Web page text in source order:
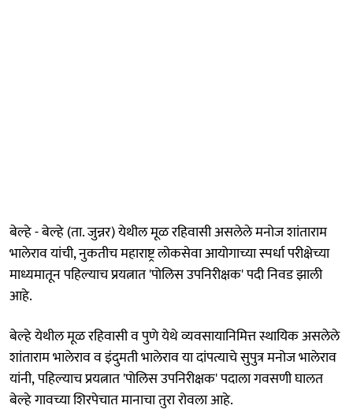
बेल्हे - बेल्हे (ता. जुन्नर) येथील मूळ रहिवासी असलेले मनोज शांताराम
भालेराव यांची, नुकतीच महाराष्ट्र लोकसेवा आयोगाच्या स्पर्धा परीक्षेच्या
माध्यमातून पहिल्याच प्रयत्नात 'पोलिस उपनिरीक्षक' पदी निवड झाली
आहे.
बेल्हे येथील मूळ रहिवासी व पुणे येथे व्यवसायानिमित्त स्थायिक असलेले
शांताराम भालेराव व इंदुमती भालेराव या दांपत्याचे सुपुत्र मनोज भालेराव
यांनी, पहिल्याच प्रयत्नात 'पोलिस उपनिरीक्षक' पदाला गवसणी घालत
बेल्हे गावच्या शिरपेचात मानाचा तुरा रोवला आहे.